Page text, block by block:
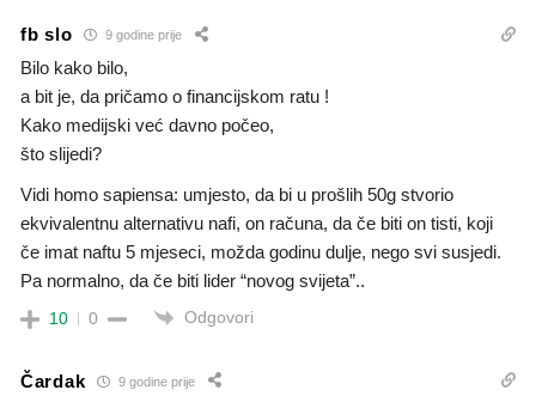
fb slo 9 godine prije
Bilo kako bilo,
a bit je, da pričamo o financijskom ratu !
Kako medijski već davno počeo,
što slijedi?
Vidi homo sapiensa: umjesto, da bi u prošlih 50g stvorio
ekvivalentnu alternativu nafi, on računa, da če biti on tisti, koji
če imat naftu 5 mjeseci, možda godinu dulje, nego svi susjedi.
Pa normalno, da če biti lider “novog svijeta”..
10 0 Odgovori
Čardak 9 godine prije